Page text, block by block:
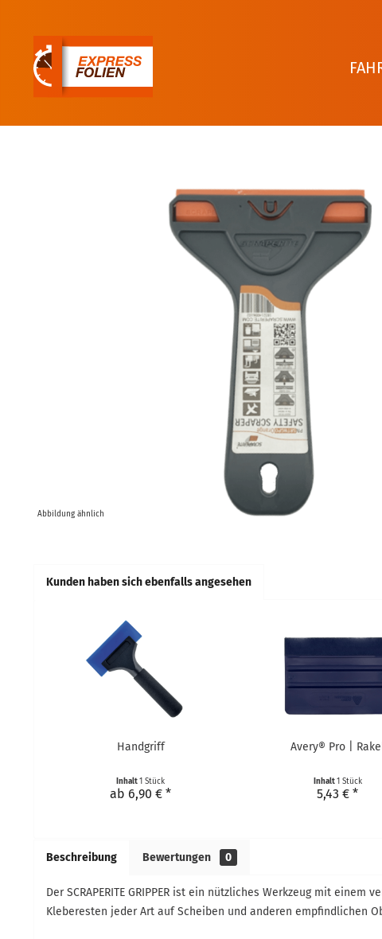
Abbildung ähnlich
Kunden haben sich ebenfalls angesehen
Handgriff
Inhalt1 Stück
ab 6,90 € *
Avery® Pro |
Inhalt1 Stück
5,43 € *
Beschreibung Bewertungen 0
Der SCRAPERITE GRIPPER ist ein nützliches Werkzeug mit
Kleberesten jeder Art auf Scheiben und anderen empfindlichen